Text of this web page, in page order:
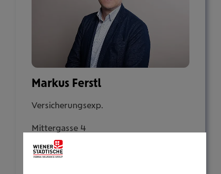
Markus Ferstl
Versicherungsexp.
Mittergasse 4
8600 Bruck an der Mur